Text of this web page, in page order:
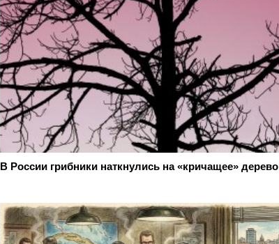
В России грибники наткнулись на «кричащее» дерево